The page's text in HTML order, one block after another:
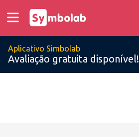
Aplicativo Simbolab
Avaliação gratuita disponível!